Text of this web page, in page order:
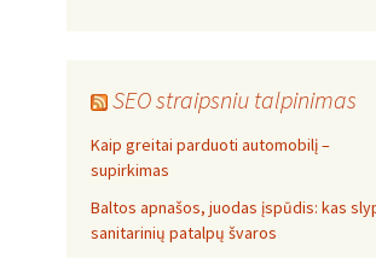
SEO straipsniu talpinimas
Kaip greitai parduoti automobilį –
supirkimas
Baltos apnašos, juodas įspūdis: kas
sanitarinių patalpų švaros